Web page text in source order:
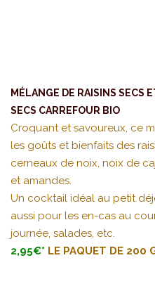
MÉLANGE DE RAISINS SECS
SECS CARREFOUR BIO
Croquant et savoureux, ce
les goûts et bienfaits des
cerneaux de noix, noix de
et amandes.
Un cocktail idéal au petit
aussi pour les en-cas au
journée, salades, etc.
2,95€* LE PAQUET DE 200